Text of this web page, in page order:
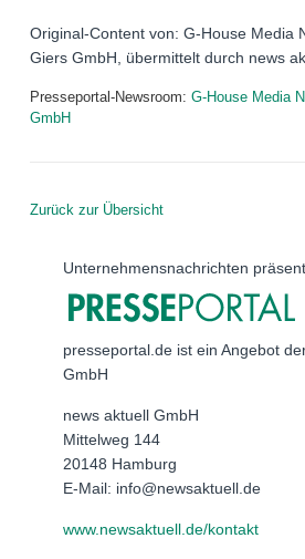
Original-Content von: G-House Media
Giers GmbH, übermittelt durch news
Presseportal-Newsroom: G-House Media
GmbH
Zurück zur Übersicht
Unternehmensnachrichten
presseportal.de ist ein Angebot
GmbH
news aktuell GmbH
Mittelweg 144
20148 Hamburg
E-Mail: info@newsaktuell.de
www.newsaktuell.de/kontakt